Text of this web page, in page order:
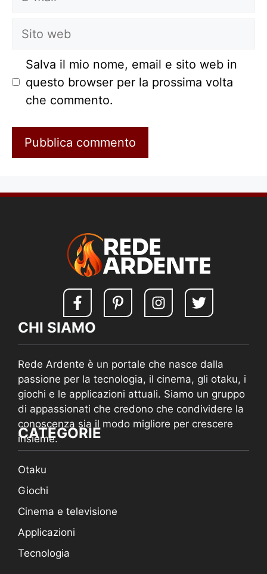
Sito
Salva il mio nome, email e sito web in
questo browser per la prossima volta
che commento.
CHI SIAMO
Rede Ardente è un portale che nasce dalla
passione per la tecnologia, il cinema, gli otaku, i
giochi e le applicazioni attuali. Siamo un gruppo
di appassionati che credono che condividere la
conoscenza sia il modo migliore per crescere
insieme.
CATEGORIE
Otaku
Giochi
Cinema e televisione
Applicazioni
Tecnologia